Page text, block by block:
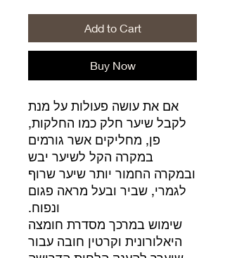
Add to Cart
Buy Now
אם את עושה פעולות על מנת
לקבל שיער חלק כמו החלקות,
פן, מחליקים אשר גורמים
במקרה הקל לשיער יבש
ובמקרה החמור יותר שיער שרוף
לגמרי, שביר ובעל מראה פגום
ונפוח.
שימוש במרכך מסדרת חומצה
היאלורונית וקרטין חובה עבור